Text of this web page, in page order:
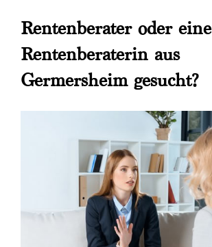
Rentenberater oder eine
Rentenberaterin aus
Germersheim gesucht?